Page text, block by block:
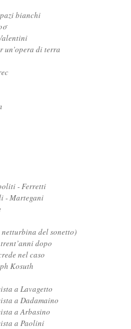
bianchi
un'opera di terra
- Ferretti
- Martegani
netturbina del sonetto)
dopo
nel caso
Kosuth
a Lavagetto
a Dadamaino
a Arbasino
a Paolini